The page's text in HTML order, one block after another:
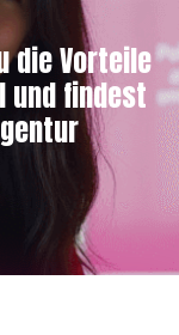
die Vorteile
und findest